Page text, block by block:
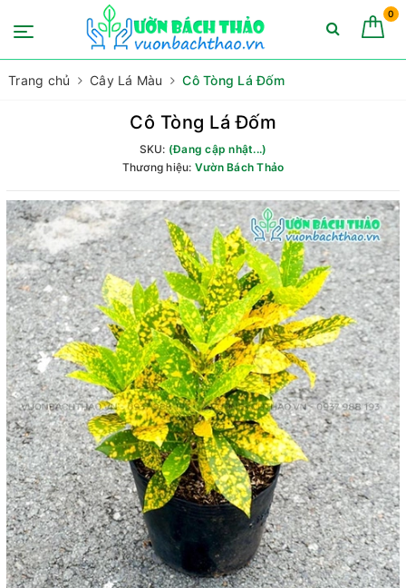
0
Trang chủ Cây Lá Màu Cô Tòng Lá Đốm
Cô Tòng Lá Đốm
SKU: (Đang cập nhật...)
Thương hiệu: Vườn Bách Thảo